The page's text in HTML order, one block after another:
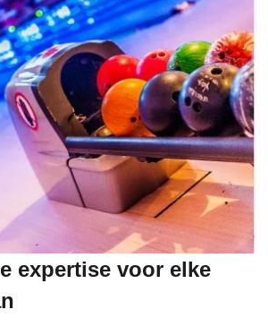
expertise voor elke